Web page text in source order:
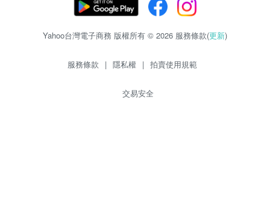
Yahoo台灣電子商務 版權所有 © 2026 服務條款(更新)
服務條款 | 隱私權 | 拍賣使用規範
交易安全